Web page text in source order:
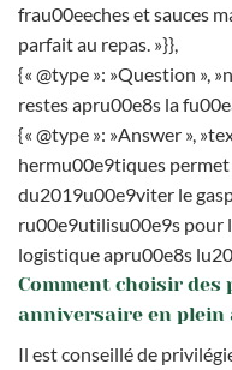
frau00eeches et sauces
parfait au repas. »}},
{« @type »: »Question »,
restes apru00e8s la
{« @type »: »Answer »,
hermu00e9tiques
du2019u00e9viter le
ru00e9utilisu00e9s pour
logistique apru00e8s
Comment choisir des
anniversaire en plein
Il est conseillé de